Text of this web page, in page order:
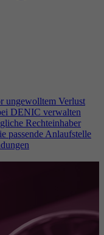
ungewolltem Verlust
DENIC verwalten
Rechteinhaber
passende Anlaufstelle